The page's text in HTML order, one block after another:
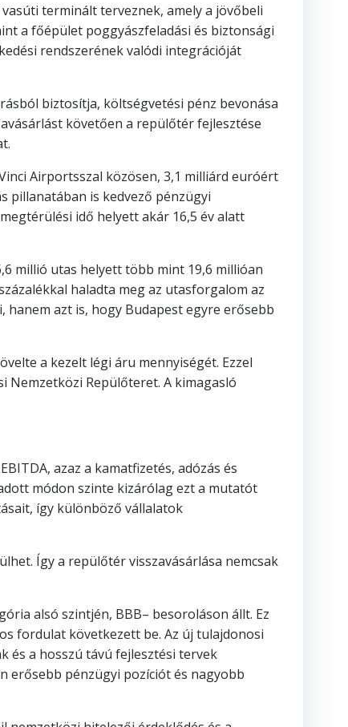
terminált terveznek, amely a jövőbeli
a főépület poggyászfeladási és biztonsági
rendszerének valódi integrációját
biztosítja, költségvetési pénz bevonása
követően a repülőtér fejlesztése
Airportsszal közösen, 3,1 milliárd euróért
pillanatában is kedvező pénzügyi
idő helyett akár 16,5 év alatt
millió utas helyett több mint 19,6 millióan
haladta meg az utasforgalom az
azt is, hogy Budapest egyre erősebb
a kezelt légi áru mennyiségét. Ezzel
Nemzetközi Repülőteret. A kimagasló
azaz a kamatfizetés, adózás és
módon szinte kizárólag ezt a mutatót
így különböző vállalatok
Így a repülőtér visszavásárlása nemcsak
alsó szintjén, BBB– besoroláson állt. Ez
fordulat következett be. Az új tulajdonosi
és a hosszú távú fejlesztési tervek
erősebb pénzügyi pozíciót és nagyobb